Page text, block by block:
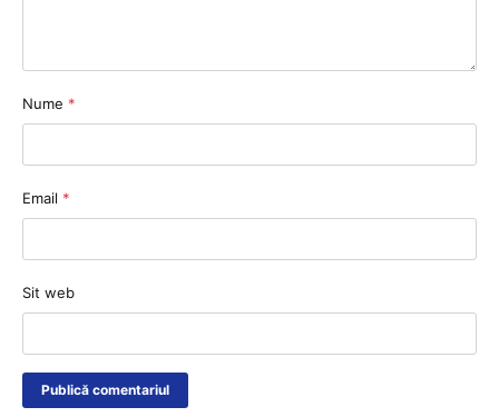
Nume *
Email *
Sit web